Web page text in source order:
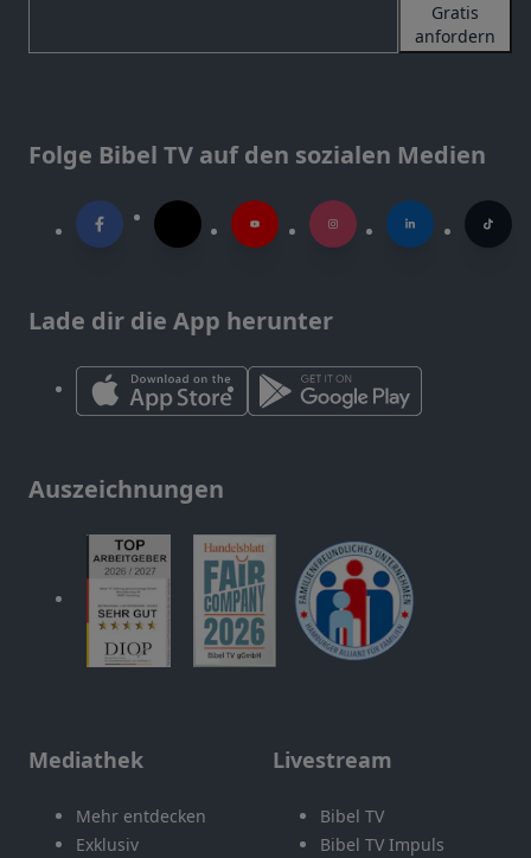
Gratis
anfordern
Folge Bibel TV auf den sozialen Medien
Lade dir die App herunter
Auszeichnungen
Mediathek
Mehr entdecken
Exklusiv
Livestream
Bibel TV
Bibel TV Impuls